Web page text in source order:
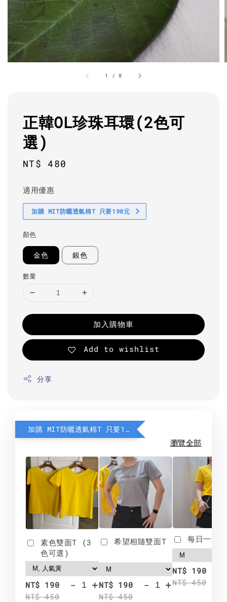
1 / 8
正韓OL珍珠耳環(2色可
選)
Regular
NT$ 480
適用優惠
加購 MIT防曬透氣棉T 只要190元
顏色
金色 銀色
數量
加入購物車
Add to wishlist
分享
加購 MIT防曬透氣棉T 只要190元
瀏覽全部
素色雙面T (3
色可選)
NT$ 190
NT$ 450
- +
希望相隨雙面T
NT$ 190
NT$ 450
- +
每日一笑
NT$ 190
NT$ 450